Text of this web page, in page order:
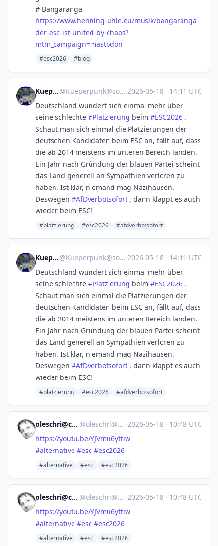
# Bangaranga
https://www.henning-uhle.eu/musik/bangaranga-
der-esc-ist-united-by-chaos?
mtm_campaign=mastodon
#esc2026 #blog
Kueperpunk @Kueperpunk@social.anoxinon.de ·2026-05-18 · 14:11 UTC
Deutschland wundert sich einmal mehr über
seine schlechte #Platzierung beim #ESC2026 .
Schaut man sich einmal die Platzierungen der
deutschen Kandidaten beim ESC an, fällt auf, dass
die ab 2014 meistens im unteren Bereich landen.
Ein Jahr nach Gründung der blauen Partei scheint
das Land generell an Sympathien verloren zu
haben. Ist klar, niemand mag Nazihausen.
Deswegen #AfDverbotsofort , dann klappt es auch
wieder beim ESC!
#platzierung #esc2026 #afdverbotsofort
Kueperpunk @Kueperpunk@social.anoxinon.de ·2026-05-18 · 14:11 UTC
Deutschland wundert sich einmal mehr über
seine schlechte #Platzierung beim #ESC2026 .
Schaut man sich einmal die Platzierungen der
deutschen Kandidaten beim ESC an, fällt auf, dass
die ab 2014 meistens im unteren Bereich landen.
Ein Jahr nach Gründung der blauen Partei scheint
das Land generell an Sympathien verloren zu
haben. Ist klar, niemand mag Nazihausen.
Deswegen #AfDverbotsofort , dann klappt es auch
wieder beim ESC!
#platzierung #esc2026 #afdverbotsofort
oleschri@chaos.social @oleschri@chaos.social ·2026-05-18 · 10:48 UTC
https://youtu.be/YJVmu6yttiw
#alternative #esc #esc2026
#alternative #esc #esc2026
oleschri@chaos.social @oleschri@chaos.social ·2026-05-18 · 10:48 UTC
https://youtu.be/YJVmu6yttiw
#alternative #esc #esc2026
#alternative #esc #esc2026